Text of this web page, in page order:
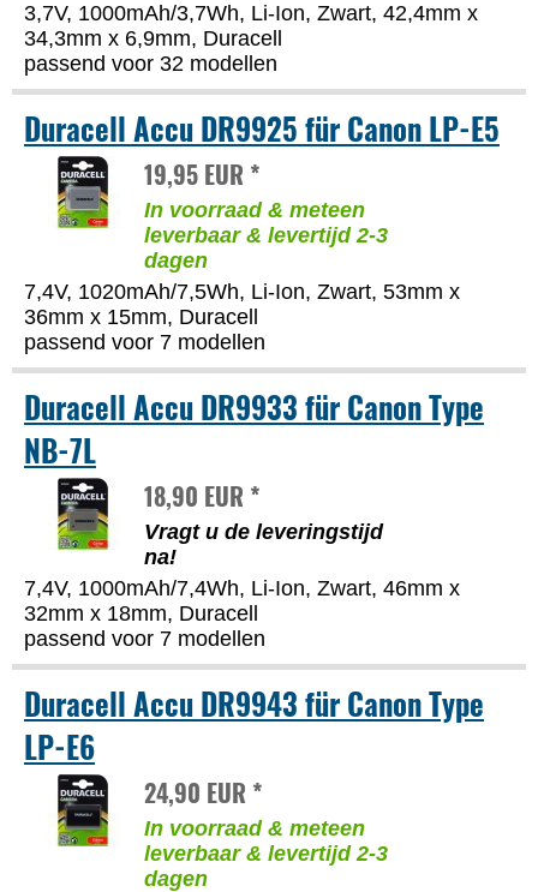
3,7V, 1000mAh/3,7Wh, Li-Ion, Zwart, 42,4mm x
34,3mm x 6,9mm, Duracell
passend voor 32 modellen
Duracell Accu DR9925 für Canon LP-E5
19,95 EUR *
In voorraad & meteen
leverbaar & levertijd 2-3
dagen
7,4V, 1020mAh/7,5Wh, Li-Ion, Zwart, 53mm x
36mm x 15mm, Duracell
passend voor 7 modellen
Duracell Accu DR9933 für Canon Type
NB-7L
18,90 EUR *
Vragt u de leveringstijd
na!
7,4V, 1000mAh/7,4Wh, Li-Ion, Zwart, 46mm x
32mm x 18mm, Duracell
passend voor 7 modellen
Duracell Accu DR9943 für Canon Type
LP-E6
24,90 EUR *
In voorraad & meteen
leverbaar & levertijd 2-3
dagen